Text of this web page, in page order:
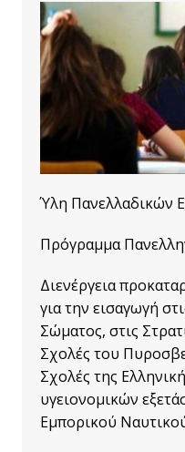
Ύλη Πανελλαδικών
Πρόγραμμα
Διενέργεια
για την εισαγωγή
Σώματος, στις
Σχολές του
Σχολές της
υγειονομικών
Εμπορικού